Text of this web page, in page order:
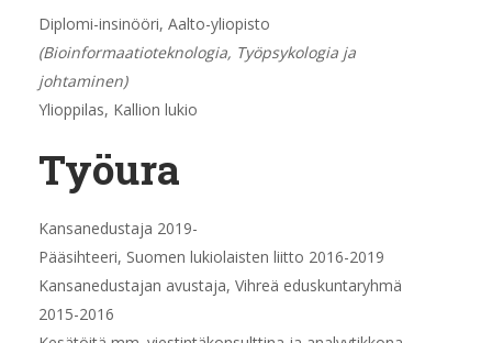
Diplomi-insinööri, Aalto-yliopisto
(Bioinformaatioteknologia, Työpsykologia ja
johtaminen)
Ylioppilas, Kallion lukio
Työura
Kansanedustaja 2019-
Pääsihteeri, Suomen lukiolaisten liitto 2016-2019
Kansanedustajan avustaja, Vihreä eduskuntaryhmä
2015-2016